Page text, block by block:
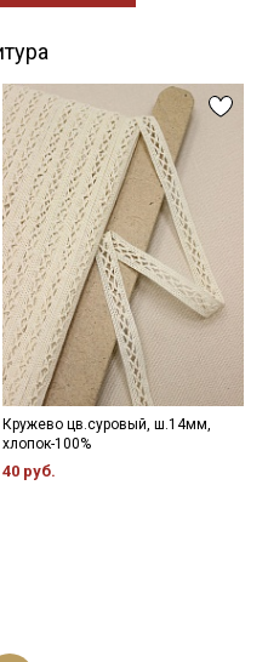
Кружево цв.суровый, ш.14мм,
хлопок-100%
40 руб.